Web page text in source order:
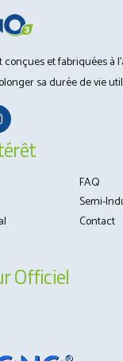
después de una
de mal olor, un
el olor puede
olfativo? ¿Alguna
et fabriquées à
sa durée de vie
FAQ
Semi-
Contact
Officiel